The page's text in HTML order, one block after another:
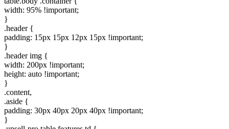
width: 95% !important;
}
.header {
padding: 15px 15px 12px 15px !important;
}
.header img {
width: 200px !important;
height: auto !important;
}
.content,
.aside {
padding: 30px 40px 20px 40px !important;
}